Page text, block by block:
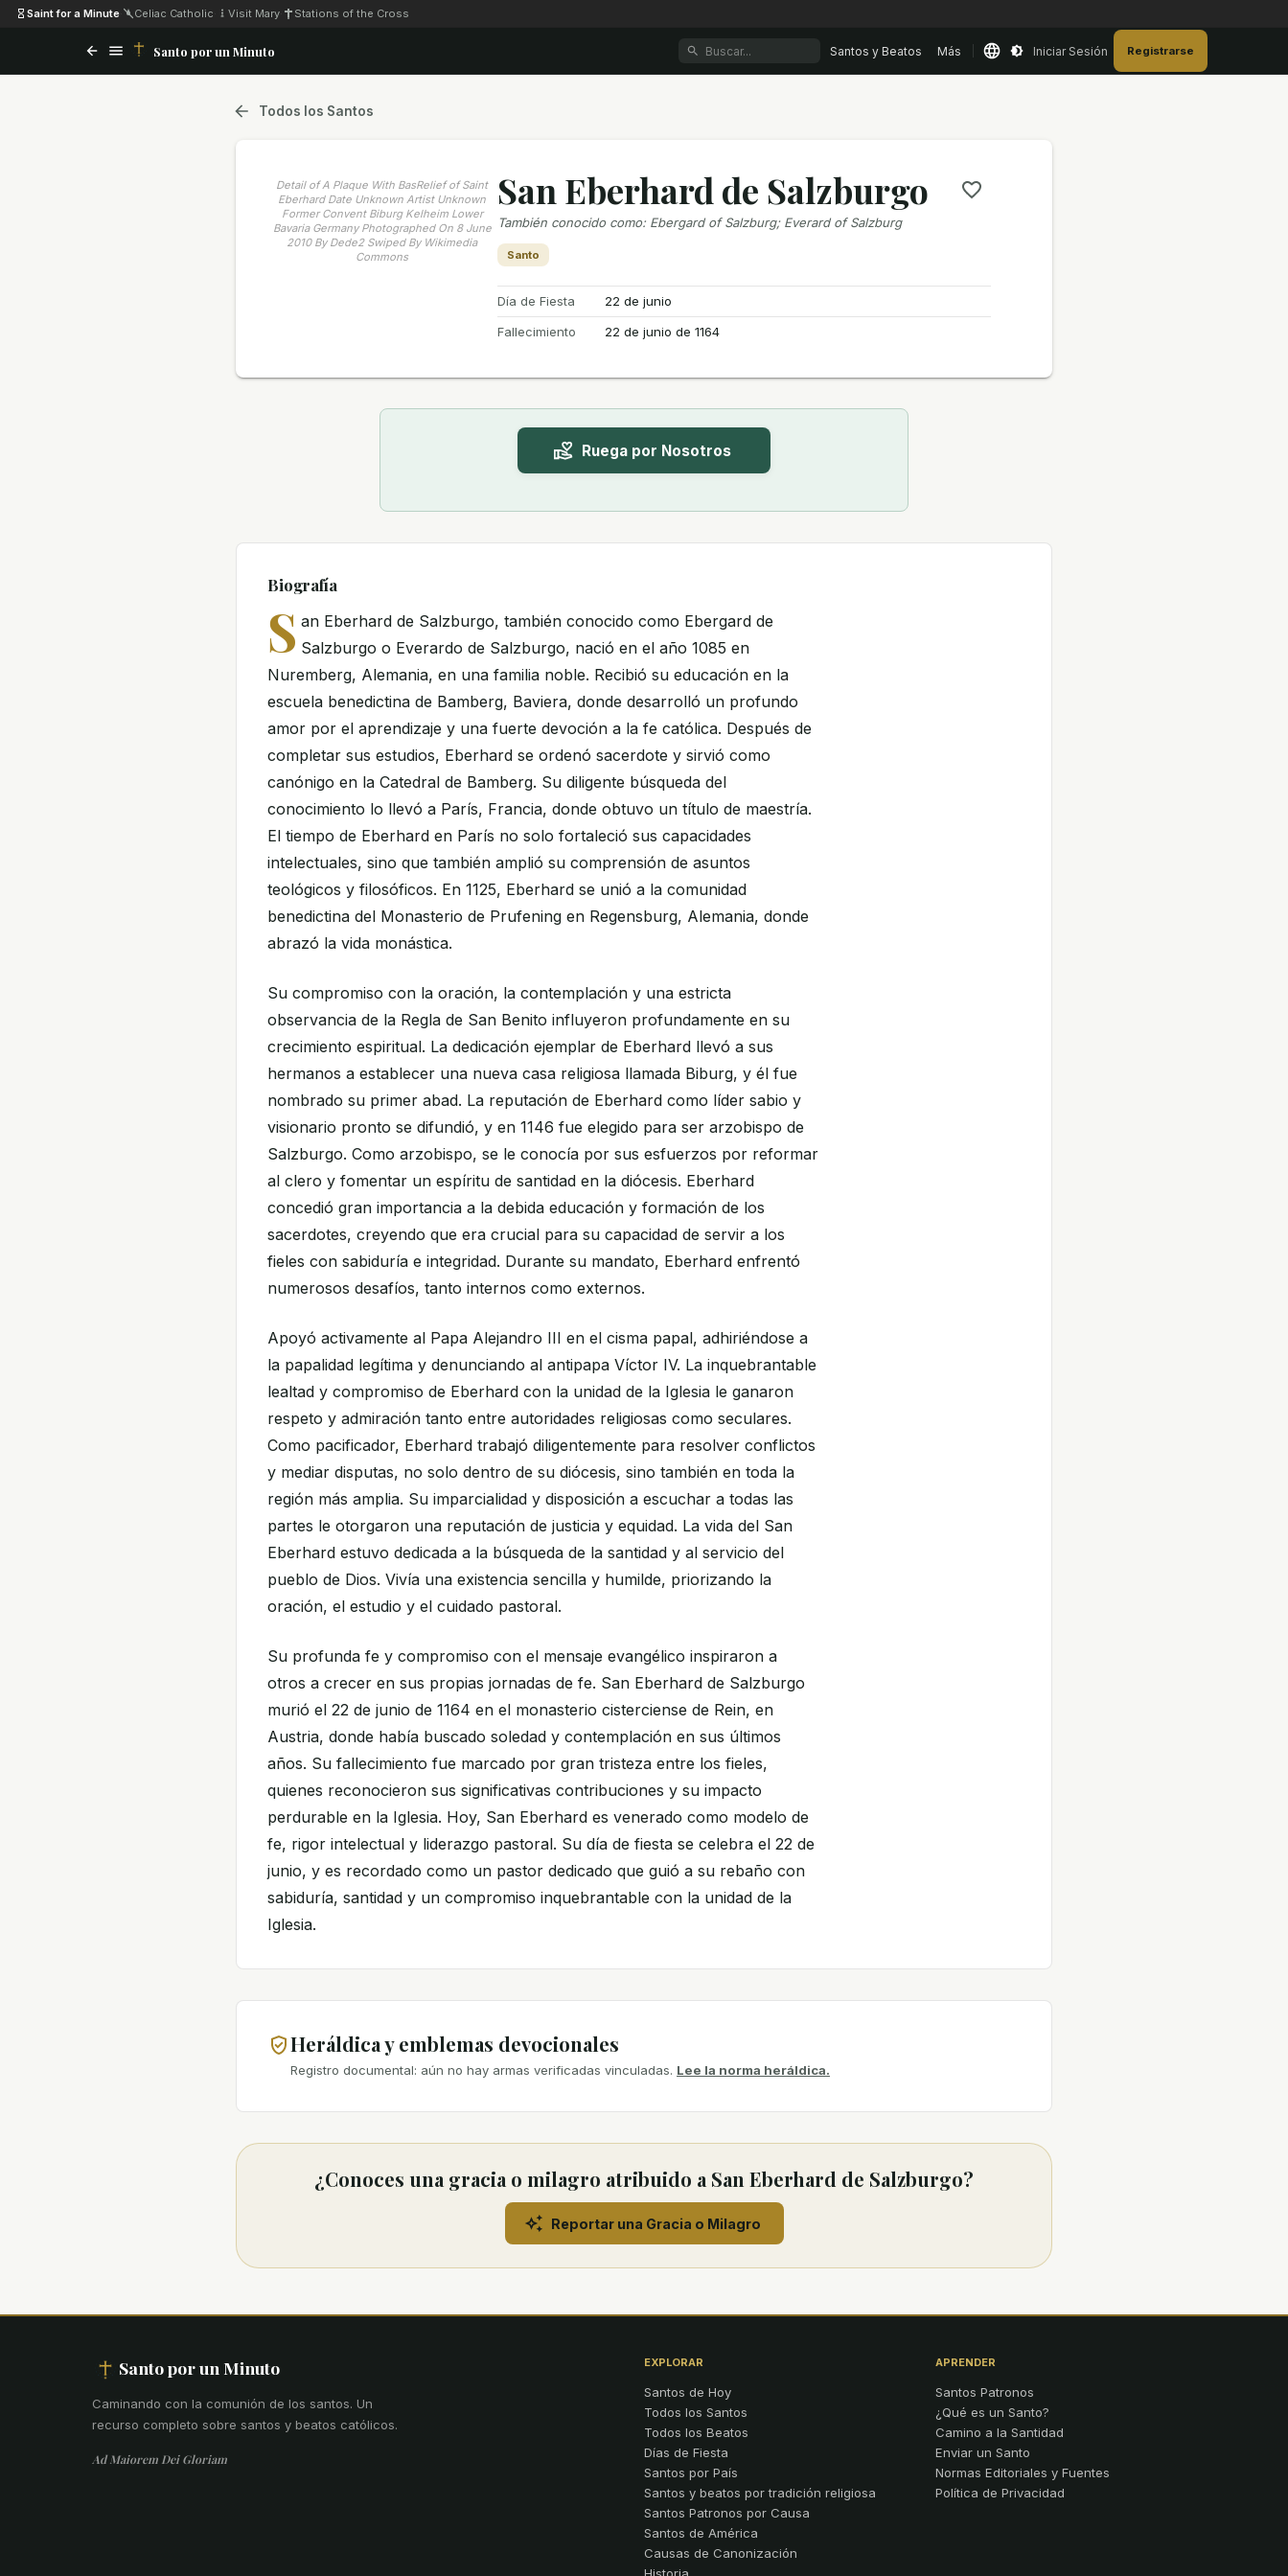
Saint for a Minute Celiac Catholic Visit Mary Stations of the Cross
Santo por un Minuto Santos y Beatos Más Iniciar Sesión Registrarse
Todos los Santos
Detail of A Plaque With BasRelief of Saint
Eberhard Date Unknown Artist Unknown
Former Convent Biburg Kelheim Lower
Bavaria Germany Photographed On 8 June
2010 By Dede2 Swiped By Wikimedia
Commons
San Eberhard de Salzburgo
También conocido como: Ebergard of Salzburg; Everard of Salzburg
Santo
Día de Fiesta
22 de junio
Fallecimiento
22 de junio de 1164
Ruega por Nosotros
Biografía
S an Eberhard de Salzburgo, también conocido como Ebergard de
Salzburgo o Everardo de Salzburgo, nació en el año 1085 en
Nuremberg, Alemania, en una familia noble. Recibió su educación en la
escuela benedictina de Bamberg, Baviera, donde desarrolló un profundo
amor por el aprendizaje y una fuerte devoción a la fe católica. Después de
completar sus estudios, Eberhard se ordenó sacerdote y sirvió como
canónigo en la Catedral de Bamberg. Su diligente búsqueda del
conocimiento lo llevó a París, Francia, donde obtuvo un título de maestría.
El tiempo de Eberhard en París no solo fortaleció sus capacidades
intelectuales, sino que también amplió su comprensión de asuntos
teológicos y filosóficos. En 1125, Eberhard se unió a la comunidad
benedictina del Monasterio de Prufening en Regensburg, Alemania, donde
abrazó la vida monástica.
Su compromiso con la oración, la contemplación y una estricta
observancia de la Regla de San Benito influyeron profundamente en su
crecimiento espiritual. La dedicación ejemplar de Eberhard llevó a sus
hermanos a establecer una nueva casa religiosa llamada Biburg, y él fue
nombrado su primer abad. La reputación de Eberhard como líder sabio y
visionario pronto se difundió, y en 1146 fue elegido para ser arzobispo de
Salzburgo. Como arzobispo, se le conocía por sus esfuerzos por reformar
al clero y fomentar un espíritu de santidad en la diócesis. Eberhard
concedió gran importancia a la debida educación y formación de los
sacerdotes, creyendo que era crucial para su capacidad de servir a los
fieles con sabiduría e integridad. Durante su mandato, Eberhard enfrentó
numerosos desafíos, tanto internos como externos.
Apoyó activamente al Papa Alejandro III en el cisma papal, adhiriéndose a
la papalidad legítima y denunciando al antipapa Víctor IV. La inquebrantable
lealtad y compromiso de Eberhard con la unidad de la Iglesia le ganaron
respeto y admiración tanto entre autoridades religiosas como seculares.
Como pacificador, Eberhard trabajó diligentemente para resolver conflictos
y mediar disputas, no solo dentro de su diócesis, sino también en toda la
región más amplia. Su imparcialidad y disposición a escuchar a todas las
partes le otorgaron una reputación de justicia y equidad. La vida del San
Eberhard estuvo dedicada a la búsqueda de la santidad y al servicio del
pueblo de Dios. Vivía una existencia sencilla y humilde, priorizando la
oración, el estudio y el cuidado pastoral.
Su profunda fe y compromiso con el mensaje evangélico inspiraron a
otros a crecer en sus propias jornadas de fe. San Eberhard de Salzburgo
murió el 22 de junio de 1164 en el monasterio cisterciense de Rein, en
Austria, donde había buscado soledad y contemplación en sus últimos
años. Su fallecimiento fue marcado por gran tristeza entre los fieles,
quienes reconocieron sus significativas contribuciones y su impacto
perdurable en la Iglesia. Hoy, San Eberhard es venerado como modelo de
fe, rigor intelectual y liderazgo pastoral. Su día de fiesta se celebra el 22 de
junio, y es recordado como un pastor dedicado que guió a su rebaño con
sabiduría, santidad y un compromiso inquebrantable con la unidad de la
Iglesia.
Heráldica y emblemas devocionales
Registro documental: aún no hay armas verificadas vinculadas. Lee la norma heráldica.
¿Conoces una gracia o milagro atribuido a San Eberhard de Salzburgo?
Reportar una Gracia o Milagro
Santo por un Minuto
Caminando con la comunión de los santos. Un
recurso completo sobre santos y beatos católicos.
Ad Maiorem Dei Gloriam
EXPLORAR
Santos de Hoy
Todos los Santos
Todos los Beatos
Días de Fiesta
Santos por País
Santos y beatos por tradición religiosa
Santos Patronos por Causa
Santos de América
Causas de Canonización
APRENDER
Santos Patronos
¿Qué es un Santo?
Camino a la Santidad
Enviar un Santo
Normas Editoriales y Fuentes
Política de Privacidad